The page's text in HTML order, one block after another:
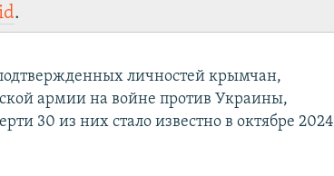
.
личностей крымчан,
армии на войне против Украины,
30 из них стало известно в октябре 2024